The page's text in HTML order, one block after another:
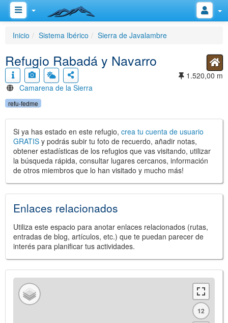
Inicio Sistema Ibérico Sierra de Javalambre
Refugio Rabadá y Navarro
Camarena de la Sierra
1.520,00 m
refu-fedme
Si ya has estado en este refugio, crea tu cuenta de usuario
GRATIS y podrás subir tu foto de recuerdo, añadir notas,
obtener estadísticas de los refugios que vas visitando, utilizar
la búsqueda rápida, consultar lugares cercanos, información
de otros miembros que lo han visitado y mucho más!
Enlaces relacionados
Utiliza este espacio para anotar enlaces relacionados (rutas,
entradas de blog, artículos, etc.) que te puedan parecer de
interés para planificar tus actividades.
12